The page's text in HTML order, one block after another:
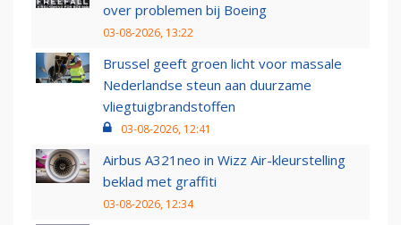
over problemen bij Boeing
03-08-2026, 13:22
Brussel geeft groen licht voor massale
Nederlandse steun aan duurzame
vliegtuigbrandstoffen
03-08-2026, 12:41
Airbus A321neo in Wizz Air-kleurstelling
beklad met graffiti
03-08-2026, 12:34